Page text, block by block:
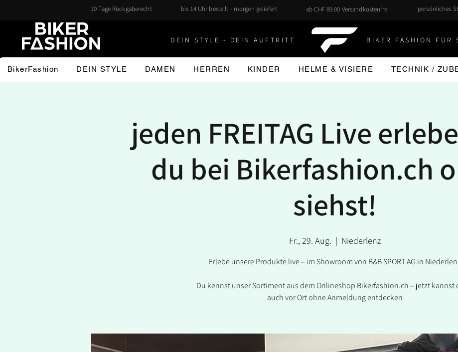
10 Tage Rückgaberecht bis 14 Uhr bestellt - morgen geliefert ab CHF 89.00 Versandkostenfrei persönliches
DEIN STYLE - DEIN AUFTRITT BIKER FASHION FÜR
BikerFashion DEIN STYLE DAMEN HERREN KINDER HELME & VISIERE TECHNIK /
jeden FREITAG Live
du bei Bikerfashion.ch
siehst!
Fr., 29. Aug.
  |
Niederlenz
Erlebe unsere Produkte live – im Showroom von B&B SPORT AG in
Du kennst unser Sortiment aus dem Onlineshop Bikerfashion.ch – jetzt kannst
auch vor Ort ohne Anmeldung entdecken